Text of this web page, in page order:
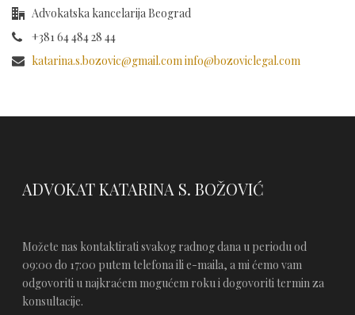
Advokatska kancelarija Beograd
+381 64 484 28 44
katarina.s.bozovic@gmail.com info@bozoviclegal.com
ADVOKAT KATARINA S. BOŽOVIĆ
Možete nas kontaktirati svakog radnog dana u periodu od
09:00 do 17:00 putem telefona ili e-maila, a mi ćemo vam
odgovoriti u najkraćem mogućem roku i dogovoriti termin za
konsultacije.